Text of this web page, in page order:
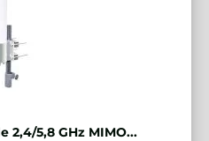
2,4/5,8 GHz MIMO...